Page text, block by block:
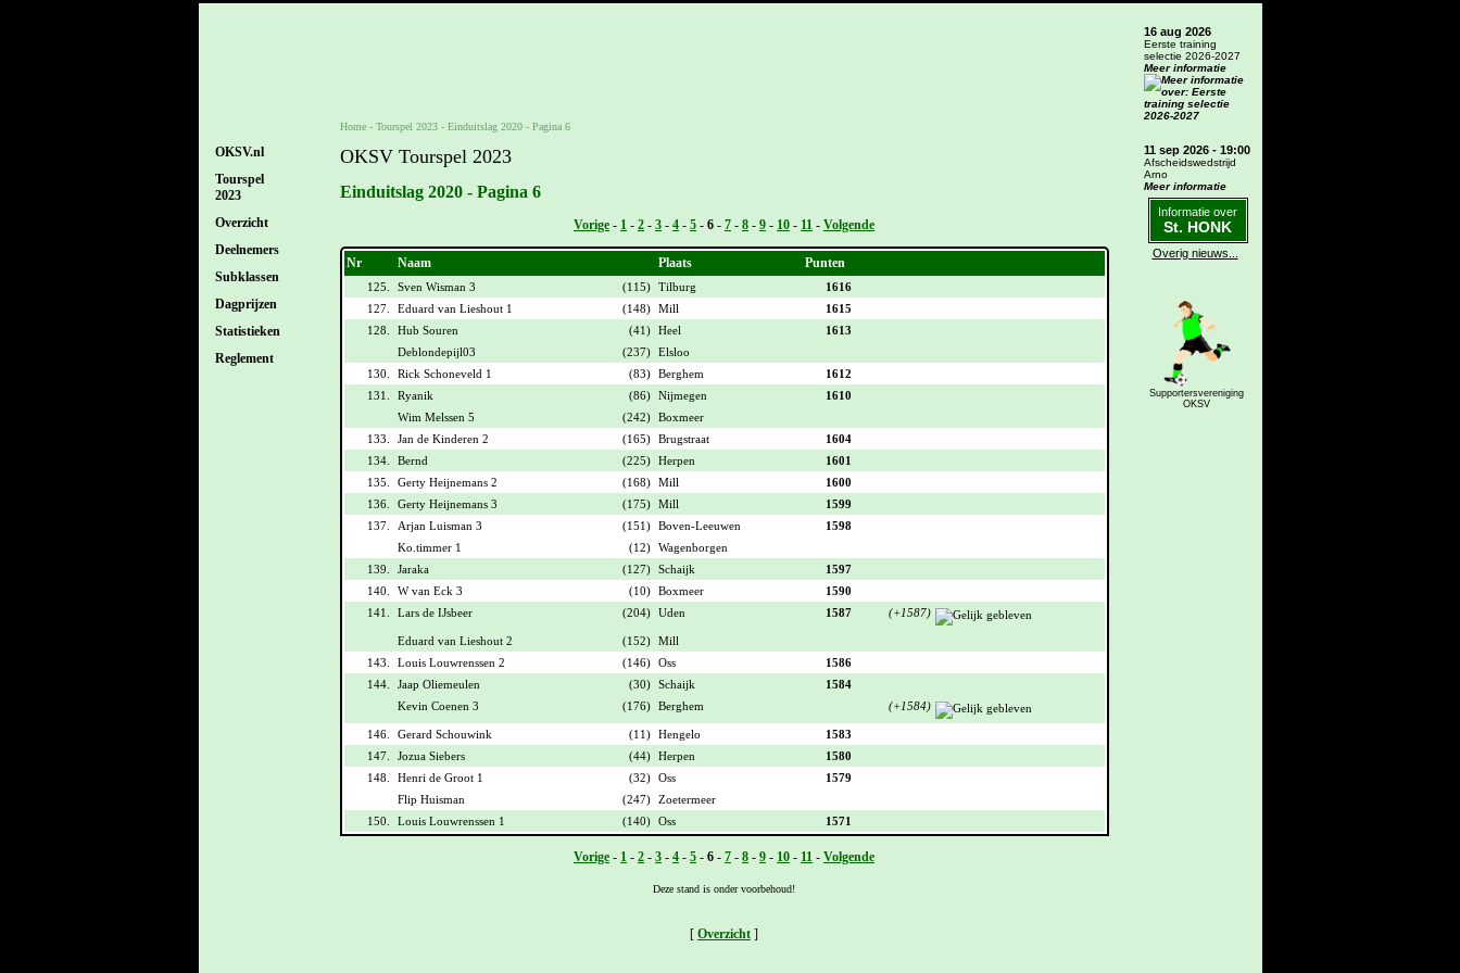
OKSV.nl
Tourspel
2023
Overzicht
Deelnemers
Subklassen
Dagprijzen
Statistieken
Reglement
Home- Tourspel 2023- Einduitslag 2020 - Pagina 6
OKSV Tourspel 2023
Einduitslag 2020 - Pagina 6
Vorige - 1 - 2 - 3 - 4 - 5 - 6 - 7 - 8 - 9 - 10 - 11 - Volgende
Nr Naam Plaats Punten
125. Sven Wisman 3 (115) Tilburg
1616
127.
Eduard van Lieshout 1 (148) Mill
1615
128.
Hub Souren (41) Heel
1613
Deblondepijl03
(237) Elsloo
130.
Rick Schoneveld 1 (83) Berghem
1612
131.
Ryanik (86) Nijmegen
1610
Wim Melssen 5
(242) Boxmeer
133.
Jan de Kinderen 2 (165) Brugstraat
1604
134.
Bernd (225) Herpen
1601
135.
Gerty Heijnemans 2 (168) Mill
1600
136.
Gerty Heijnemans 3 (175) Mill
1599
137.
Arjan Luisman 3 (151) Boven-Leeuwen
1598
Ko.timmer 1
(12) Wagenborgen
139.
Jaraka (127) Schaijk
1597
140.
W van Eck 3 (10) Boxmeer
1590
141.
Lars de IJsbeer (204) Uden 1587 (+1587)
Eduard van Lieshout 2 (152) Mill
143.
Louis Louwrenssen 2 (146) Oss
1586
144.
Jaap Oliemeulen (30) Schaijk
1584
Kevin Coenen 3
(176) Berghem (+1584)
146. Gerard Schouwink (11) Hengelo
1583
147.
Jozua Siebers (44) Herpen
1580
148.
Henri de Groot 1 (32) Oss
1579
Flip Huisman
(247) Zoetermeer
150.
Louis Louwrenssen 1 (140) Oss 1571
Vorige - 1 - 2 - 3 - 4 - 5 - 6 - 7 - 8 - 9 - 10 - 11 - Volgende
Deze stand is onder voorbehoud!
[ Overzicht ]
16 aug 2026
Eerste training
selectie 2026-2027
Meer informatie
11 sep 2026 - 19:00
Afscheidswedstrijd
Arno
Meer informatie
Informatie over
St. HONK
Overig nieuws...
Supportersvereniging
OKSV